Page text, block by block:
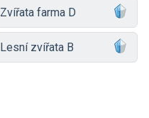
Zvířata farma D
Lesní zvířata B